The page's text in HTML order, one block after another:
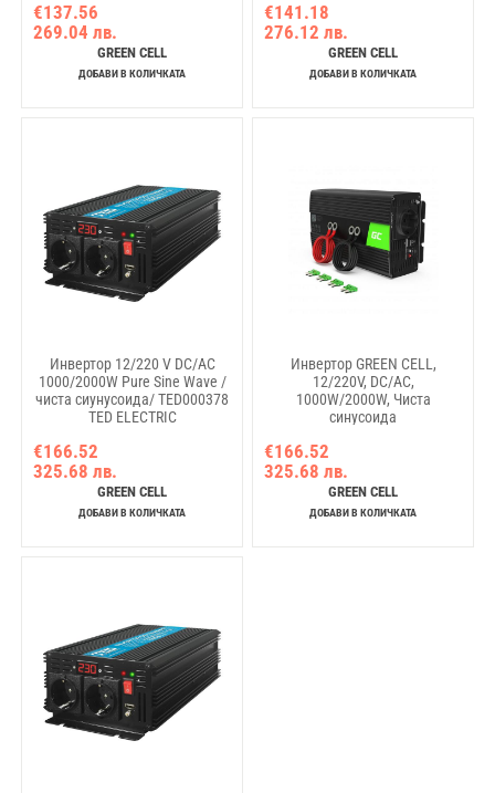
€137.56
269.04 лв.
GREEN CELL
ДОБАВИ В КОЛИЧКАТА
€141.18
276.12 лв.
GREEN CELL
ДОБАВИ В КОЛИЧКАТА
Инвертор 12/220 V DC/AC
1000/2000W Pure Sine Wave /
чиста сиунусоида/ TED000378
TED ELECTRIC
€166.52
325.68 лв.
GREEN CELL
ДОБАВИ В КОЛИЧКАТА
Инвертор GREEN CELL,
12/220V, DC/AC,
1000W/2000W, Чиста
синусоида
€166.52
325.68 лв.
GREEN CELL
ДОБАВИ В КОЛИЧКАТА